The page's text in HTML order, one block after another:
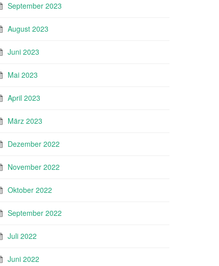
September 2023
August 2023
Juni 2023
Mai 2023
April 2023
März 2023
Dezember 2022
November 2022
Oktober 2022
September 2022
Juli 2022
Juni 2022